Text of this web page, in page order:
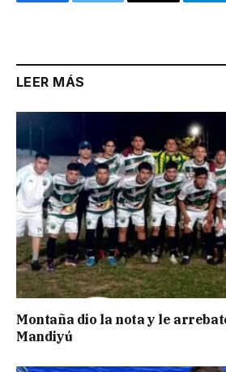
LEER MÁS
Montaña dio la nota y le
Mandiyú